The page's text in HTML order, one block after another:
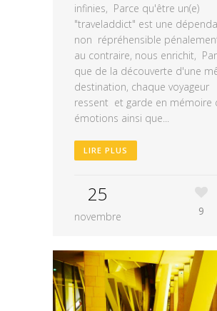
infinies, Parce qu'être un(e)
"traveladdict" est une
non répréhensible
au contraire, nous enrichit,
que de la découverte d'une
destination, chaque voyageur
ressent et garde en mémoire
émotions ainsi que...
LIRE PLUS
25
novembre 9